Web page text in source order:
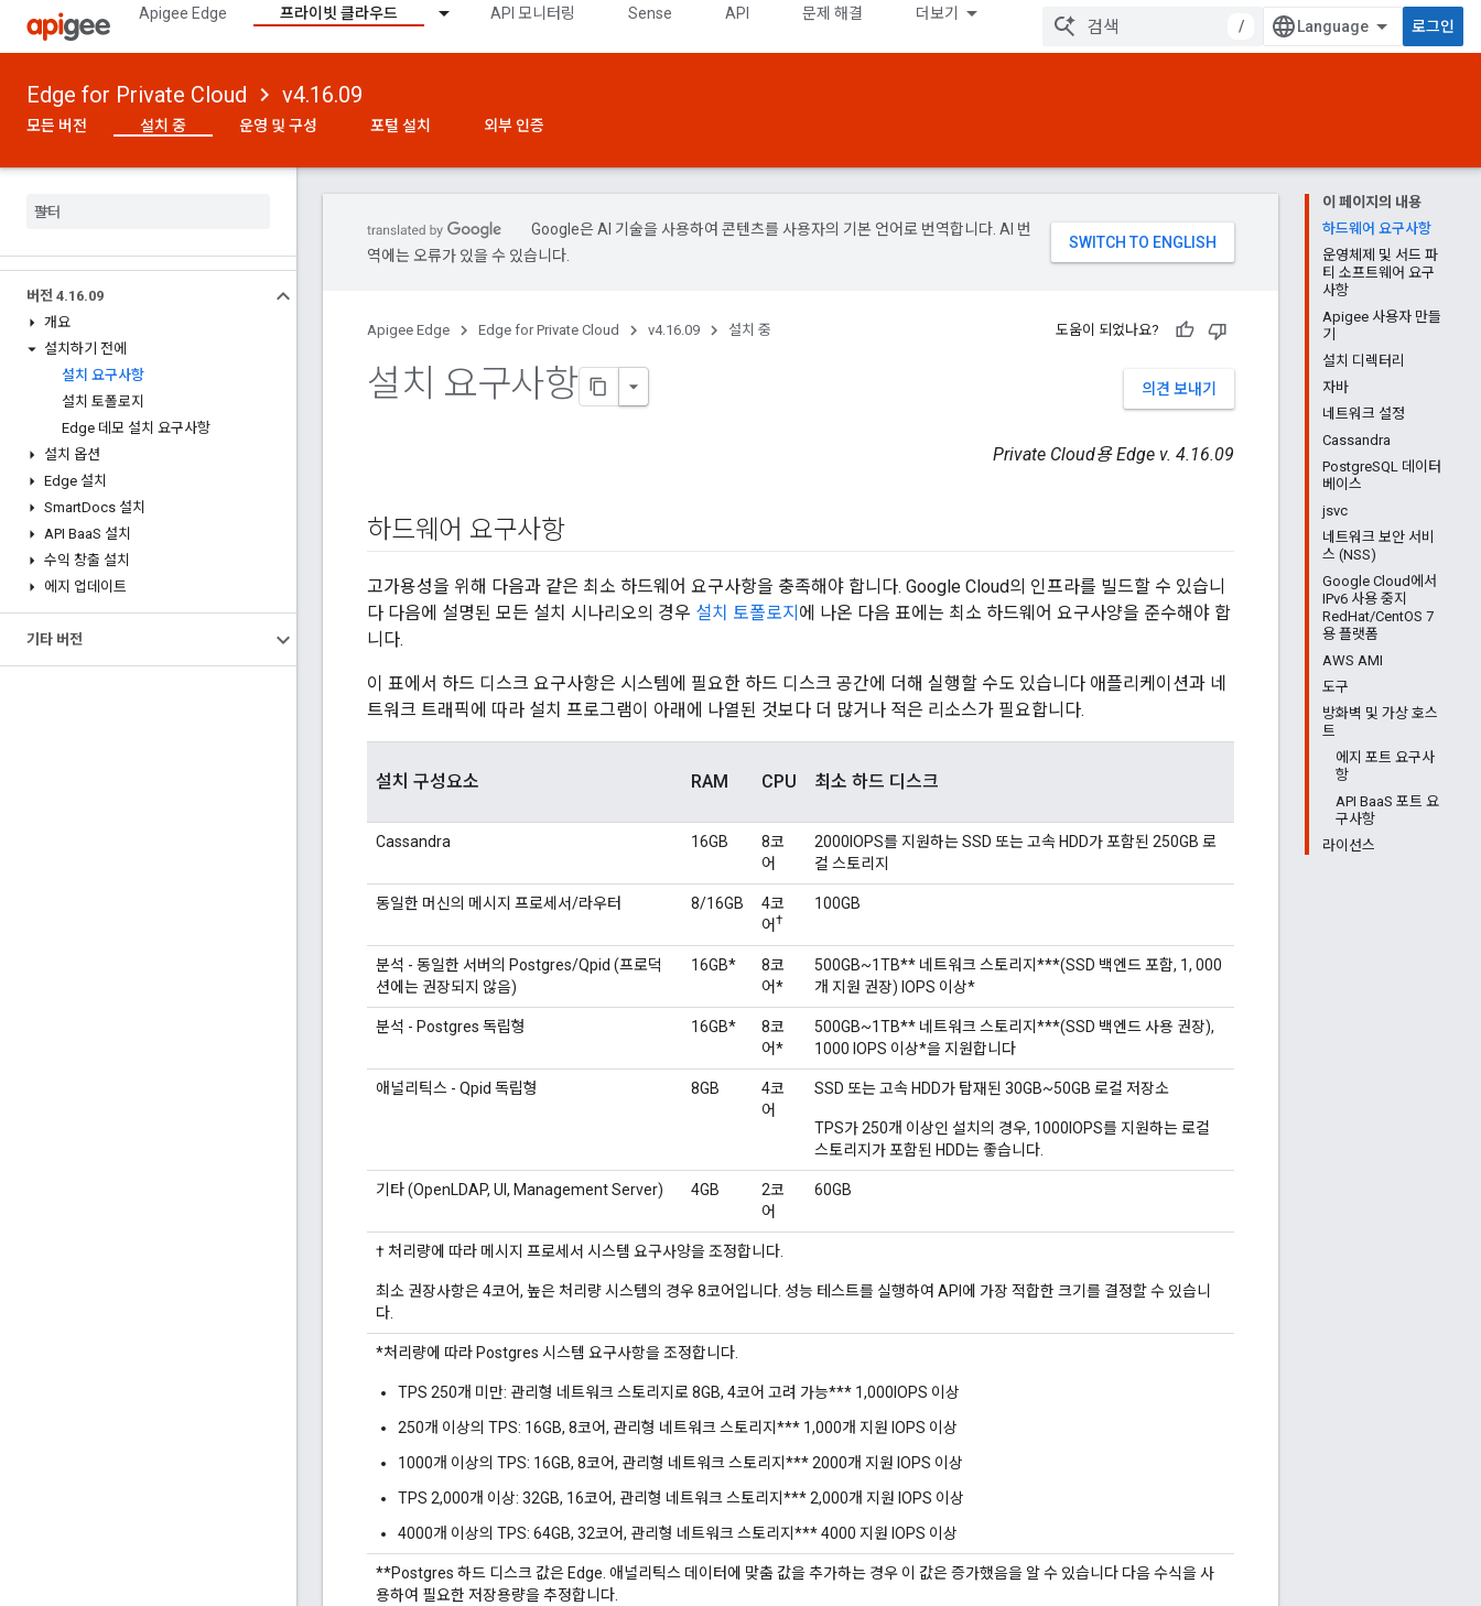
Apigee Edge 프라이빗 클라우드 API 모니터링 Sense API 문제 해결 더보기
/ 로그인
Edge for Private Cloud v4.16.09
모든 버전 설치 중 운영 및 구성 포털 설치 외부 인증
버전 4.16.09
개요
설치하기 전에
설치 요구사항
설치 토폴로지
Edge 데모 설치 요구사항
설치 옵션
Edge 설치
SmartDocs 설치
API BaaS 설치
수익 창출 설치
에지 업데이트
기타 버전
이 페이지의 내용
하드웨어 요구사항
운영체제 및 서드 파
티 소프트웨어 요구
사항
Apigee 사용자 만들
기
설치 디렉터리
자바
네트워크 설정
Cassandra
PostgreSQL 데이터
베이스
jsvc
네트워크 보안 서비
스 (NSS)
Google Cloud에서
IPv6 사용 중지
RedHat/CentOS 7
용 플랫폼
AWS AMI
도구
방화벽 및 가상 호스
트
에지 포트 요구사
항
API BaaS 포트 요
구사항
라이선스
Google은 AI 기술을 사용하여 콘텐츠를 사용자의 기본 언어로 번역합니다. AI 번
역에는 오류가 있을 수 있습니다.
Apigee Edge Edge for Private Cloud v4.16.09 설치 중 도움이 되었나요?
의견 보내기
설치 요구사항
Private Cloud용 Edge v. 4.16.09
하드웨어 요구사항
고가용성을 위해 다음과 같은 최소 하드웨어 요구사항을 충족해야 합니다. Google Cloud의 인프라를 빌드할 수 있습니
다 다음에 설명된 모든 설치 시나리오의 경우 설치 토폴로지 에 나온 다음 표에는 최소 하드웨어 요구사양을 준수해야 합
니다.
이 표에서 하드 디스크 요구사항은 시스템에 필요한 하드 디스크 공간에 더해 실행할 수도 있습니다 애플리케이션과 네
트워크 트래픽에 따라 설치 프로그램이 아래에 나열된 것보다 더 많거나 적은 리소스가 필요합니다.
설치 구성요소 RAM CPU 최소 하드 디스크
Cassandra 16GB
8코
어
2000IOPS를 지원하는 SSD 또는 고속 HDD가 포함된 250GB 로
컬 스토리지
동일한 머신의 메시지 프로세서/라우터 8/16GB
4코
어 †
100GB
분석 - 동일한 서버의 Postgres/Qpid (프로덕
션에는 권장되지 않음)
16GB*
8코
어*
500GB~1TB** 네트워크 스토리지***(SSD 백엔드 포함, 1, 000
개 지원 권장) IOPS 이상*
분석 - Postgres 독립형 16GB*
8코
어*
500GB~1TB** 네트워크 스토리지***(SSD 백엔드 사용 권장),
1000 IOPS 이상*을 지원합니다
애널리틱스 - Qpid 독립형 8GB
4코
어
SSD 또는 고속 HDD가 탑재된 30GB~50GB 로컬 저장소
TPS가 250개 이상인 설치의 경우, 1000IOPS를 지원하는 로컬
스토리지가 포함된 HDD는 좋습니다.
기타 (OpenLDAP, UI, Management Server) 4GB
2코
어
60GB
† 처리량에 따라 메시지 프로세서 시스템 요구사양을 조정합니다.
최소 권장사항은 4코어, 높은 처리량 시스템의 경우 8코어입니다. 성능 테스트를 실행하여 API에 가장 적합한 크기를 결정할 수 있습니
다.
*처리량에 따라 Postgres 시스템 요구사항을 조정합니다.
TPS 250개 미만: 관리형 네트워크 스토리지로 8GB, 4코어 고려 가능*** 1,000IOPS 이상
250개 이상의 TPS: 16GB, 8코어, 관리형 네트워크 스토리지*** 1,000개 지원 IOPS 이상
1000개 이상의 TPS: 16GB, 8코어, 관리형 네트워크 스토리지*** 2000개 지원 IOPS 이상
TPS 2,000개 이상: 32GB, 16코어, 관리형 네트워크 스토리지*** 2,000개 지원 IOPS 이상
4000개 이상의 TPS: 64GB, 32코어, 관리형 네트워크 스토리지*** 4000 지원 IOPS 이상
**Postgres 하드 디스크 값은 Edge. 애널리틱스 데이터에 맞춤 값을 추가하는 경우 이 값은 증가했음을 알 수 있습니다 다음 수식을 사
용하여 필요한 저장용량을 추정합니다.